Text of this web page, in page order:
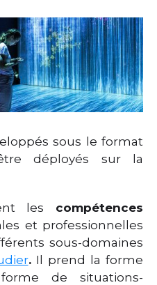
sous le format
déployés sur la
les compétences
et professionnelles
sous-domaines
. Il prend la forme
de situations-